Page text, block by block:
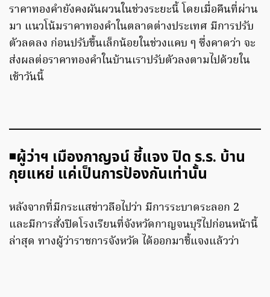
ราคาทองคำยังคงผันผวนในช่วงระยะนี้ โดยเมื่อคืนที่ผ่าน
มา แนวโน้มราคาทองคำในตลาดต่างประเทศ มีการปรับ
ตัวลดลง ก่อนปรับขึ้นเล็กน้อยในช่วงแคบ ๆ ซึ่งคาดว่า จะ
ส่งผลต่อราคาทองคำในบ้านเราปรับตัวลงตามไปด้วยใน
เช้าวันนี้
◾️ผู้ว่าฯ เมืองกาญจน์ ชี้แจง ปิด ร.ร. บ้าน
กุยแหย่ แค่เป็นการป้องกันเท่านั้น
หลังจากที่มีกระแสข่าวลือไปว่า มีการระบาดระลอก 2
และมีการสั่งปิดโรงเรียนที่จังหวัดกาญจนบุรีไปก่อนหน้านี้
ล่าสุด ทางผู้ว่าราชการจังหวัด ได้ออกมาชี้แจงแล้วว่า